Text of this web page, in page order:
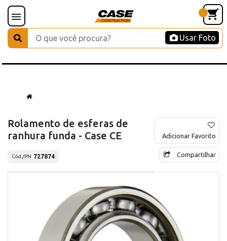
Usar Foto
Rolamento de esferas de
ranhura funda - Case CE
Cód./PN 727874
Adicionar Favorito
Compartilhar